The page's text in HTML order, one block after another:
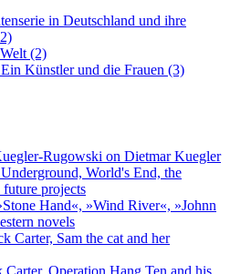
in Deutschland und ihre
(2)
Künstler und die Frauen (3)
Rugowski on Dietmar Kuegler
World's End, the
projects
Hand«, »Wind River«, »Johnn
novels
Carter, Sam the cat and her